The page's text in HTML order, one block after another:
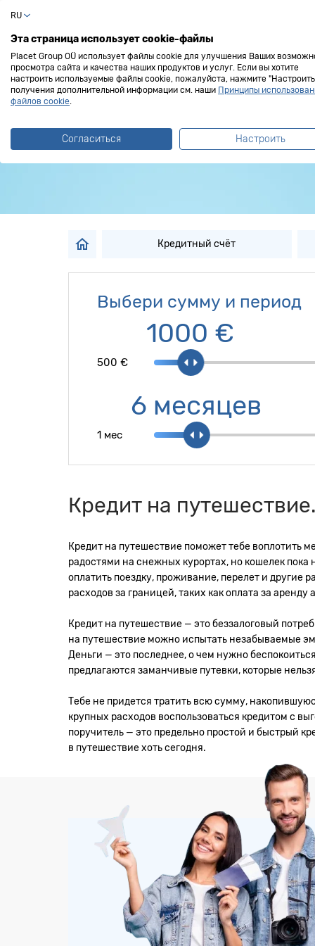
Хочешь
Оформи кредит на
Кредитный счёт
Выбери сумму и период
500 €
1000 €
1 мес
6 месяцев
Кредит на
Кредит на путешествие поможет тебе воплотить
радостями на снежных курортах, но кошелек пока
оплатить поездку, проживание, перелет и другие
расходов за границей, таких как оплата за
Кредит на путешествие — это беззалоговый
на путешествие можно испытать незабываемые
Деньги — это последнее, о чем нужно
предлагаются заманчивые путевки, которые
Тебе не придется тратить всю сумму,
крупных расходов воспользоваться кредитом с
поручитель — это предельно простой и быстрый
в путешествие хоть сегодня.
RU
Эта страница использует cookie-файлы
Placet Group OÜ использует файлы cookie для улучшения Ваших
просмотра сайта и качества наших продуктов и услуг. Если вы хотите
настроить используемые файлы cookie, пожалуйста, нажмите
получения дополнительной информации см. наши Принципы
файлов cookie.
Согласиться Настроить